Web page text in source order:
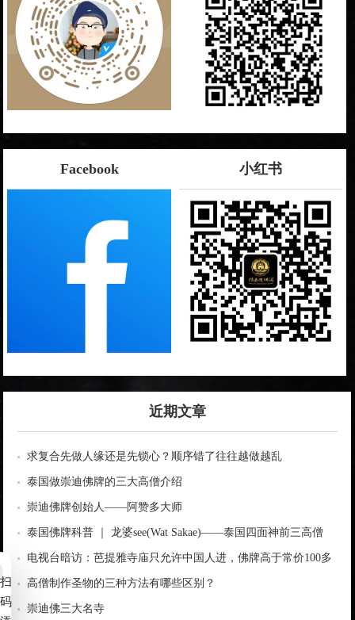
Facebook 小红书
近期文章
求复合先做人缘还是先锁心？顺序错了往往越做越乱
泰国做崇迪佛牌的三大高僧介绍
崇迪佛牌创始人——阿赞多大师
泰国佛牌科普 ｜ 龙婆see(Wat Sakae)——泰国四面神前三高僧
电视台暗访：芭提雅寺庙只允许中国人进，佛牌高于常价100多
倍！
高僧制作圣物的三种方法有哪些区别？
崇迪佛三大名寺
扫
码